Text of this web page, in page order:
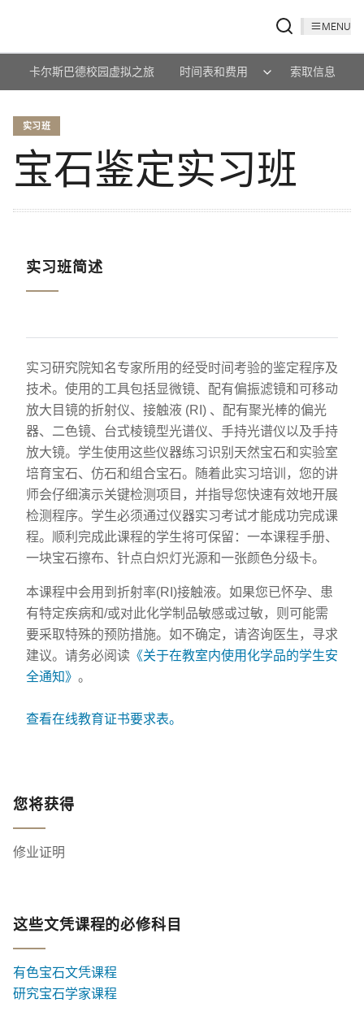
MENU
卡尔斯巴德校园虚拟之旅 时间表和费用 索取信息
实习班
宝石鉴定实习班
实习班简述
实习研究院知名专家所用的经受时间考验的鉴定程序及
技术。使用的工具包括显微镜、配有偏振滤镜和可移动
放大目镜的折射仪、接触液 (RI) 、配有聚光棒的偏光
器、二色镜、台式棱镜型光谱仪、手持光谱仪以及手持
放大镜。学生使用这些仪器练习识别天然宝石和实验室
培育宝石、仿石和组合宝石。随着此实习培训，您的讲
师会仔细演示关键检测项目，并指导您快速有效地开展
检测程序。学生必须通过仪器实习考试才能成功完成课
程。顺利完成此课程的学生将可保留：一本课程手册、
一块宝石擦布、针点白炽灯光源和一张颜色分级卡。
本课程中会用到折射率(RI)接触液。如果您已怀孕、患
有特定疾病和/或对此化学制品敏感或过敏，则可能需
要采取特殊的预防措施。如不确定，请咨询医生，寻求
建议。请务必阅读 《关于在教室内使用化学品的学生安
全通知》 。
查看在线教育证书要求表。
您将获得
修业证明
这些文凭课程的必修科目
有色宝石文凭课程
研究宝石学家课程